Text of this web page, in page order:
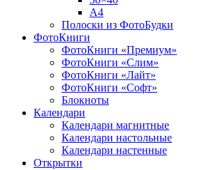
A4
Полоски из ФотоБудки
ФотоКниги
ФотоКниги «Премиум»
ФотоКниги «Слим»
ФотоКниги «Лайт»
ФотоКниги «Софт»
Блокноты
Календари
Календари магнитные
Календари настольные
Календари настенные
Открытки